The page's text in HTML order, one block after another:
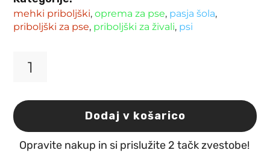
mehki priboljški,oprema za pse, pasja šola,
priboljški za pse, priboljški za živali, psi
psa
chew'n
snack
training
Dodaj v košarico
Opravite nakup in si prislužite 2 tačk zvestobe!